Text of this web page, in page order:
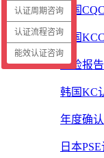
中国
韩国
质检报告
韩国KC
年度确
日本
认证周期咨询
认证流程咨询
能效认证咨询